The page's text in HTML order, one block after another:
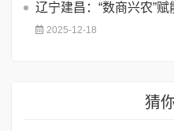
辽宁建昌：“数商兴农”
2025-12-18
猜